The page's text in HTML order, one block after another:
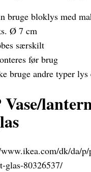
bruge bloklys med
Ø 7 cm
særskilt
før brug
bruge andre typer
dk/da/p/
glas-80326537/